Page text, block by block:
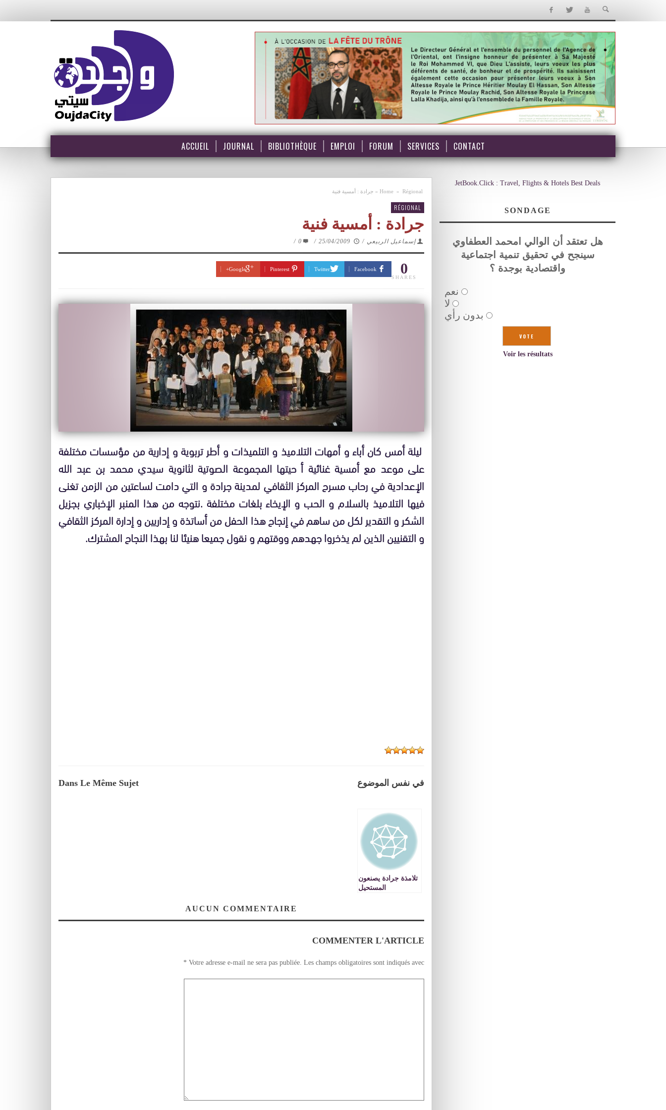
ACCUEIL JOURNAL BIBLIOTHÈQUE EMPLOI FORUM SERVICES CONTACT
Home » Régional
» جرادة : أمسية فنية
RÉGIONAL
جرادة : أمسية فنية
إسماعيل الربيعي /
25/04/2009
/
0
/
0
SHARES
Facebook
Twitter
Pinterest
Google+
ليلة أمس كان أباء و أمهات التلاميذ و التلميذات و أطر تربوية و إدارية من مؤسسات مختلفة
على موعد مع أمسية غنائية أ حيتها المجموعة الصوتية لثانوية سيدي محمد بن عبد الله
الإعدادية في رحاب مسرح المركز الثقافي لمدينة جرادة و التي دامت لساعتين من الزمن تغنى
فيها التلاميذ بالسلام و الحب و الإيخاء بلغات مختلفة .نتوجه من هذا المنبر الإخباري بجزيل
الشكر و التقدير لكل من ساهم في إنجاح هذا الحفل من أساتذة و إداريين و إدارة المركز الثقافي
و التقنيين الذين لم يذخروا جهدهم ووقتهم و نقول جميعا هنيئا لنا بهذا النجاح المشترك.
Dans Le Même Sujet في نفس الموضوع
تلامذة جرادة يصنعون
المستحيل
AUCUN COMMENTAIRE
COMMENTER L'ARTICLE
Votre adresse e-mail ne sera pas publiée. Les champs obligatoires sont indiqués avec
*
JetBook.Click : Travel, Flights & Hotels Best Deals
SONDAGE
هل تعتقد أن الوالي امحمد العطفاوي
سينجح في تحقيق تنمية اجتماعية
واقتصادية بوجدة ؟
نعم
لا
بدون رأي
Voir les résultats